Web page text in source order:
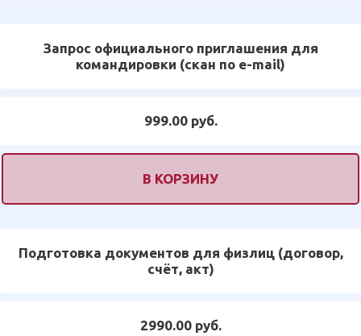
Запрос официального приглашения для
командировки (скан по e-mail)
999.00 руб.
В КОРЗИНУ
Подготовка документов для физлиц (договор,
счёт, акт)
2990.00 руб.